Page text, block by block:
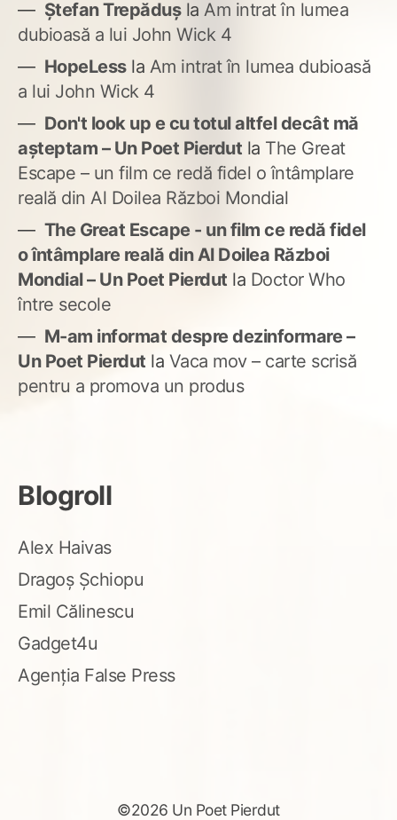
Ștefan Trepădușla Am intrat în lumea
dubioasă a lui John Wick 4
HopeLessla Am intrat în lumea dubioasă
a lui John Wick 4
Don't look up e cu totul altfel decât mă
așteptam – Un Poet Pierdut la The Great
Escape – un film ce redă fidel o întâmplare
reală din Al Doilea Război Mondial
The Great Escape - un film ce redă fidel
o întâmplare reală din Al Doilea Război
Mondial – Un Poet Pierdut la Doctor Who
între secole
M-am informat despre dezinformare –
Un Poet Pierdut la Vaca mov – carte scrisă
pentru a promova un produs
Blogroll
Alex Haivas
Dragoș Șchiopu
Emil Călinescu
Gadget4u
Agenția False Press
©2026 Un Poet Pierdut